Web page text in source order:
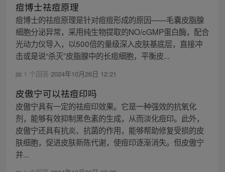
痘博士祛痘原理
痘博士的祛痘原理是针对痘痘形成的原因——毛囊皮脂腺
细胞分泌异常，采用纯生物提取的NO/cGMP蛋白酶，配合
光动力仪导入，以500倍的量级深入皮肤基底层，直接冲
击或是说“杀灭”皮脂腺中的长痘细胞，平衡皮...
1 个回答 2024年10月26日 12:21
皮傲宁可以祛痘印吗
皮傲宁具有一定的祛痘印效果。它是一种强效的抗氧化
剂，能够有效抑制黑色素的生成，从而淡化痘印。此外，
皮傲宁还具有抗炎、抗菌的作用，能够帮助修复受损的皮
肤细胞，促进皮肤新陈代谢，使痘印逐渐消失。但皮傲宁
并...